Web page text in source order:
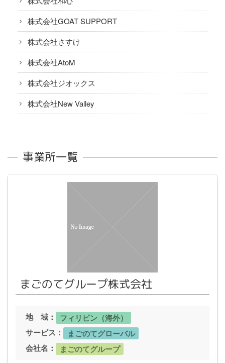
株式会社GOAT SUPPORT
株式会社さすけ
株式会社AtoM
株式会社ジオックス
株式会社New Valley
事業所一覧
まごのてグループ株式会社
地 域：
フィリピン（海外）
サービス：
まごのてグローバル
会社名：
まごのてグループ